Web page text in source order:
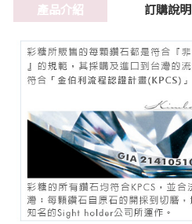
產品介紹 訂購說明